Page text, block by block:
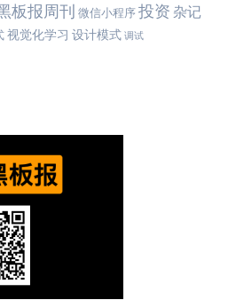
板报周刊 微信小程序 投资 杂记
视觉化学习 设计模式 调试